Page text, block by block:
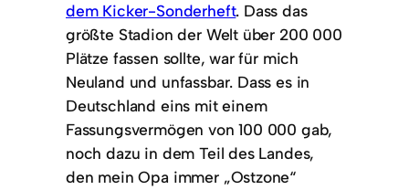
dem Kicker-Sonderheft. Dass das
größte Stadion der Welt über 200 000
Plätze fassen sollte, war für mich
Neuland und unfassbar. Dass es in
Deutschland eins mit einem
Fassungsvermögen von 100 000 gab,
noch dazu in dem Teil des Landes,
den mein Opa immer „Ostzone“